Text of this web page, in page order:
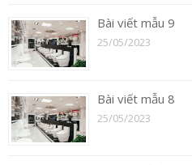
Bài viết mẫu 9
25/05/2023
Bài viết mẫu 8
25/05/2023